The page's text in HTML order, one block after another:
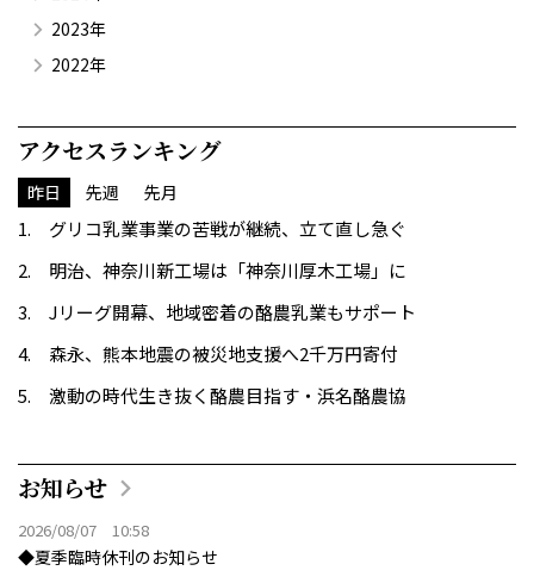
2023年
2022年
アクセスランキング
昨日 先週 先月
グリコ乳業事業の苦戦が継続、立て直し急ぐ
明治、神奈川新工場は「神奈川厚木工場」に
Jリーグ開幕、地域密着の酪農乳業もサポート
森永、熊本地震の被災地支援へ2千万円寄付
激動の時代生き抜く酪農目指す・浜名酪農協
お知らせ
2026/08/07 10:58
◆夏季臨時休刊のお知らせ